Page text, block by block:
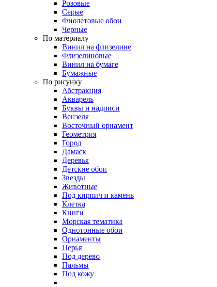
Розовые
Серые
Фиолетовые обои
Черные
По материалу
Винил на флизелине
Флизелиновые
Винил на бумаге
Бумажные
По рисунку
Абстракция
Акварель
Буквы и надписи
Вензеля
Восточный орнамент
Геометрия
Город
Дамаск
Деревья
Детские обои
Звезды
Животные
Под кирпич и камень
Клетка
Книги
Морская тематика
Однотонные обои
Орнаменты
Перья
Под дерево
Пальмы
Под кожу